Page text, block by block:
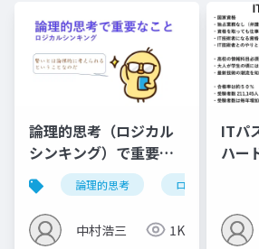
論理的思考（ロジカル
シンキング）で重要な
こと
論理的思考 ロジカルシンキン
中村浩三 1K
ITパ
ハー